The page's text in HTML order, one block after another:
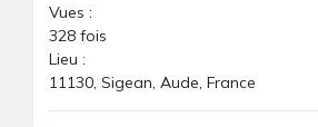
Vues :
328 fois
Lieu :
11130, Sigean, Aude, France